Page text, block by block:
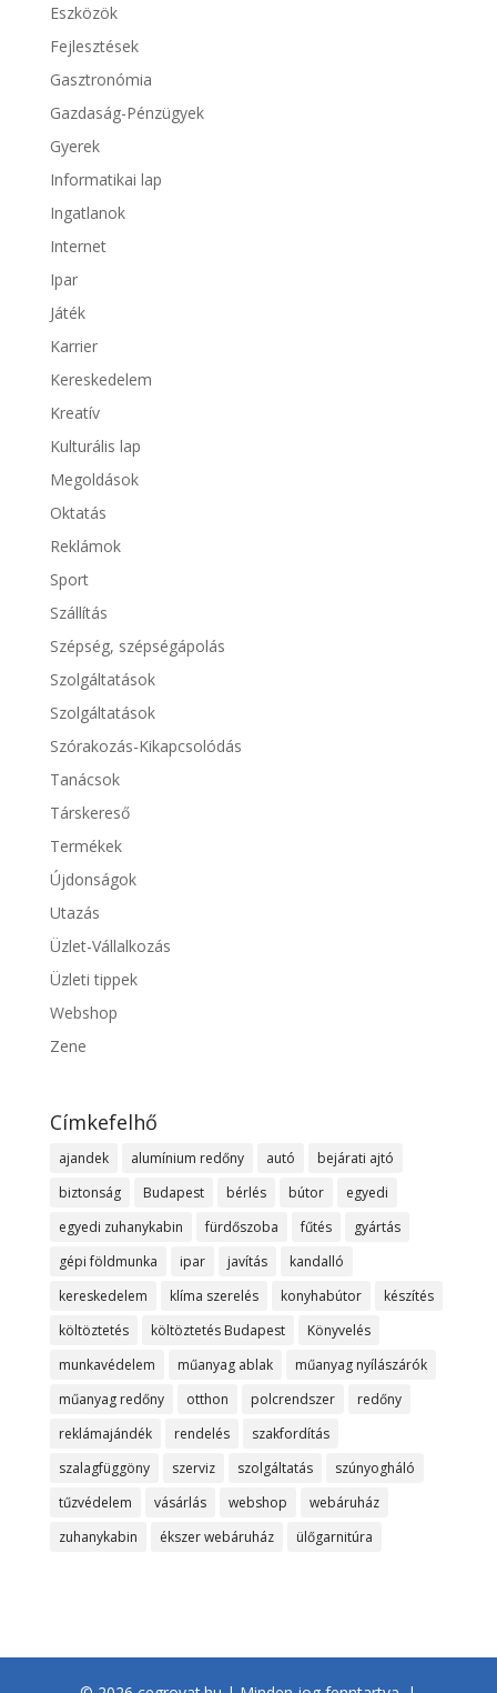
Eszközök
Fejlesztések
Gasztronómia
Gazdaság-Pénzügyek
Gyerek
Informatikai lap
Ingatlanok
Internet
Ipar
Játék
Karrier
Kereskedelem
Kreatív
Kulturális lap
Megoldások
Oktatás
Reklámok
Sport
Szállítás
Szépség, szépségápolás
Szolgáltatások
Szolgáltatások
Szórakozás-Kikapcsolódás
Tanácsok
Társkereső
Termékek
Újdonságok
Utazás
Üzlet-Vállalkozás
Üzleti tippek
Webshop
Zene
Címkefelhő
ajandek alumínium redőny autó
bejárati ajtó
biztonság
Budapest bérlés bútor
egyedi
egyedi zuhanykabin
fürdőszoba fűtés
gyártás
gépi földmunka
ipar javítás
kandalló
kereskedelem
klíma szerelés konyhabútor
készítés
költöztetés
költöztetés Budapest
Könyvelés
munkavédelem
műanyag ablak
műanyag nyílászárók
műanyag redőny
otthon polcrendszer
redőny
reklámajándék
rendelés
szakfordítás
szalagfüggöny
szerviz szolgáltatás
szúnyogháló
tűzvédelem
vásárlás webshop
webáruház
zuhanykabin
ékszer webáruház ülőgarnitúra